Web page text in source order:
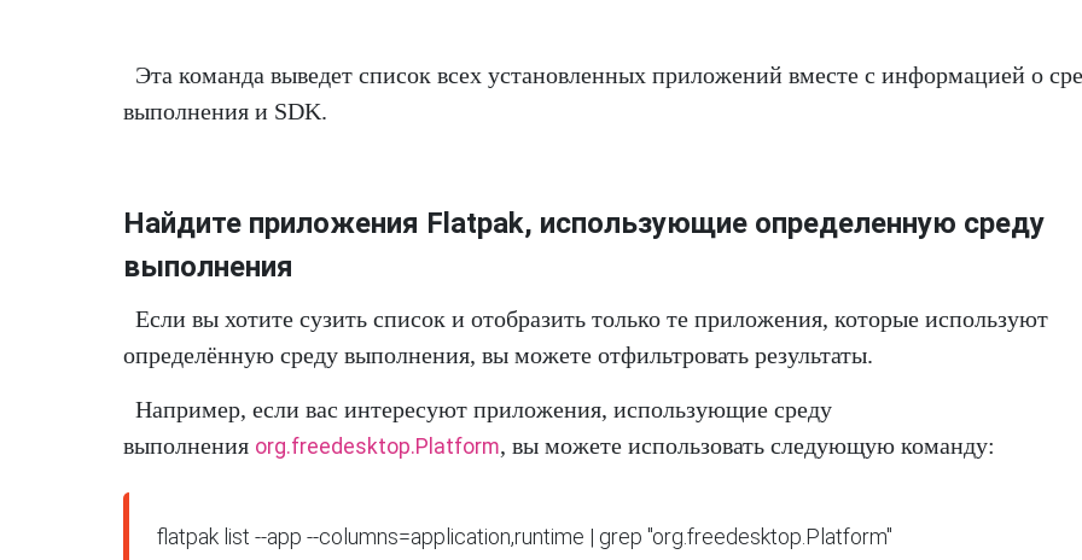
Эта команда выведет список всех установленных приложений вместе с информацией о
выполнения и SDK.
Найдите приложения Flatpak, использующие определенную среду
выполнения
Если вы хотите сузить список и отобразить только те приложения, которые используют
определённую среду выполнения, вы можете отфильтровать результаты.
Например, если вас интересуют приложения, использующие среду
выполнения org.freedesktop.Platform, вы можете использовать следующую команду:
flatpak list --app --columns=application,runtime | grep "org.freedesktop.Platform"